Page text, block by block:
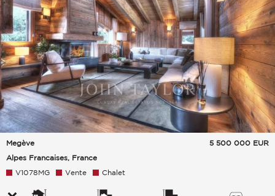
Megève
Alpes Francaises, France
5 500 000 EUR
V1078MG Vente Chalet